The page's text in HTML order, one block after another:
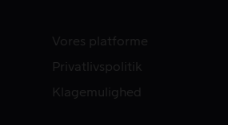
Vores platforme
Privatlivspolitik
Klagemulighed